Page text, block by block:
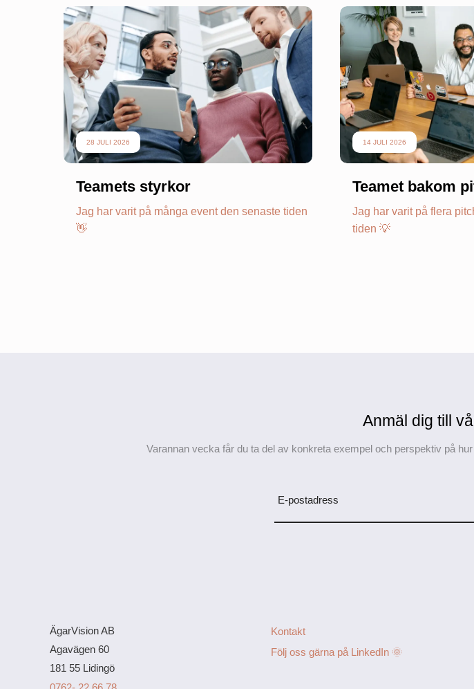
28 JULI 2026
Teamets styrkor
Jag har varit på många event den senaste tiden
👋
14 JULI 2026
Teamet bakom
Jag har varit på flera
tiden 💡
Anmäl dig till
Varannan vecka får du ta del av konkreta exempel och perspektiv på
E-postadress
ÄgarVision AB
Agavägen 60
181 55 Lidingö
Kontakt
Följ oss gärna på LinkedIn 🌞